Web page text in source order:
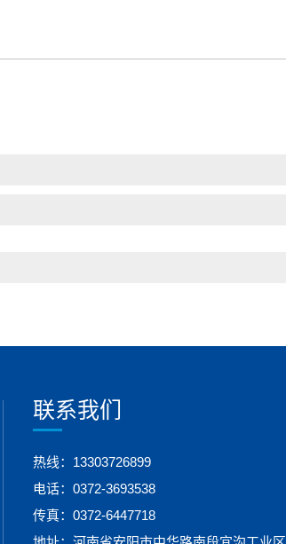
联系我们
热线：13303726899
电话：0372-3693538
传真：0372-6447718